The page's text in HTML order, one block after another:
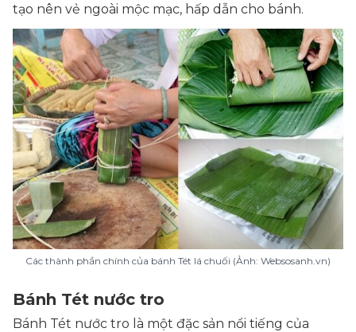
tạo nên vẻ ngoài mộc mạc, hấp dẫn cho bánh.
Các thành phần chính của bánh Tét lá chuối (Ảnh: Websosanh.vn)
Bánh Tét nước tro
Bánh Tét nước tro là một đặc sản nổi tiếng của